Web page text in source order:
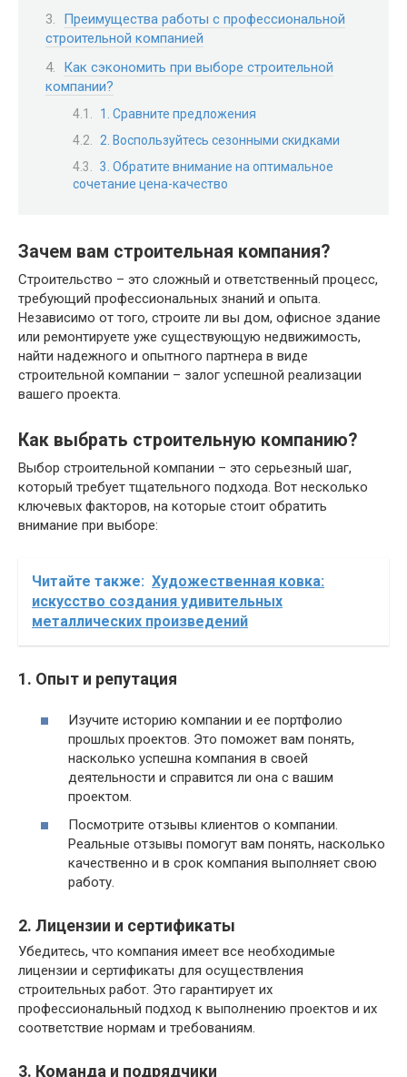
Преимущества работы с профессиональной
строительной компанией
Как сэкономить при выборе строительной
компании?
1. Сравните предложения
2. Воспользуйтесь сезонными скидками
3. Обратите внимание на оптимальное
сочетание цена-качество
Зачем вам строительная компания?
Строительство – это сложный и ответственный процесс,
требующий профессиональных знаний и опыта.
Независимо от того, строите ли вы дом, офисное здание
или ремонтируете уже существующую недвижимость,
найти надежного и опытного партнера в виде
строительной компании – залог успешной реализации
вашего проекта.
Как выбрать строительную компанию?
Выбор строительной компании – это серьезный шаг,
который требует тщательного подхода. Вот несколько
ключевых факторов, на которые стоит обратить
внимание при выборе:
Читайте также: Художественная ковка:
искусство создания удивительных
металлических произведений
1. Опыт и репутация
Изучите историю компании и ее портфолио
прошлых проектов. Это поможет вам понять,
насколько успешна компания в своей
деятельности и справится ли она с вашим
проектом.
Посмотрите отзывы клиентов о компании.
Реальные отзывы помогут вам понять, насколько
качественно и в срок компания выполняет свою
работу.
2. Лицензии и сертификаты
Убедитесь, что компания имеет все необходимые
лицензии и сертификаты для осуществления
строительных работ. Это гарантирует их
профессиональный подход к выполнению проектов и их
соответствие нормам и требованиям.
3. Команда и подрядчики